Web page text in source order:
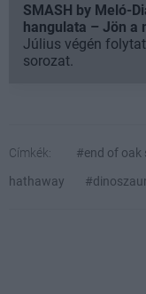
SMASH by Meló-
hangulata – Jön a
Július végén
sorozat.
Címkék: #end of oak
hathaway